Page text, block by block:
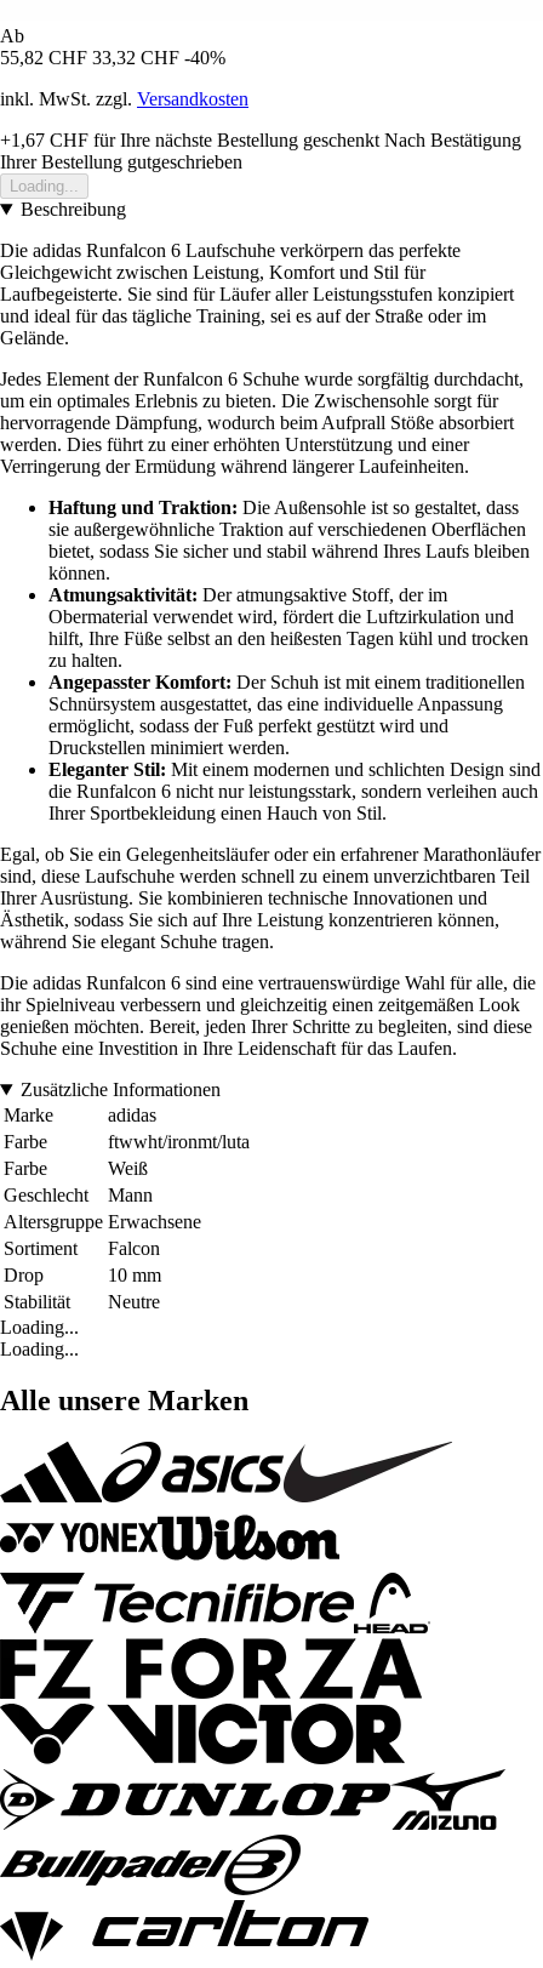
Ab
55,82 CHF 33,32 CHF -40%
inkl. MwSt. zzgl. Versandkosten
+1,67 CHF für Ihre nächste Bestellung geschenkt Nach Bestätigung
Ihrer Bestellung gutgeschrieben
Loading...
Beschreibung
Die adidas Runfalcon 6 Laufschuhe verkörpern das perfekte
Gleichgewicht zwischen Leistung, Komfort und Stil für
Laufbegeisterte. Sie sind für Läufer aller Leistungsstufen konzipiert
und ideal für das tägliche Training, sei es auf der Straße oder im
Gelände.
Jedes Element der Runfalcon 6 Schuhe wurde sorgfältig durchdacht,
um ein optimales Erlebnis zu bieten. Die Zwischensohle sorgt für
hervorragende Dämpfung, wodurch beim Aufprall Stöße absorbiert
werden. Dies führt zu einer erhöhten Unterstützung und einer
Verringerung der Ermüdung während längerer Laufeinheiten.
Haftung und Traktion: Die Außensohle ist so gestaltet, dass
sie außergewöhnliche Traktion auf verschiedenen Oberflächen
bietet, sodass Sie sicher und stabil während Ihres Laufs bleiben
können.
Atmungsaktivität: Der atmungsaktive Stoff, der im
Obermaterial verwendet wird, fördert die Luftzirkulation und
hilft, Ihre Füße selbst an den heißesten Tagen kühl und trocken
zu halten.
Angepasster Komfort: Der Schuh ist mit einem traditionellen
Schnürsystem ausgestattet, das eine individuelle Anpassung
ermöglicht, sodass der Fuß perfekt gestützt wird und
Druckstellen minimiert werden.
Eleganter Stil: Mit einem modernen und schlichten Design sind
die Runfalcon 6 nicht nur leistungsstark, sondern verleihen auch
Ihrer Sportbekleidung einen Hauch von Stil.
Egal, ob Sie ein Gelegenheitsläufer oder ein erfahrener Marathonläufer
sind, diese Laufschuhe werden schnell zu einem unverzichtbaren Teil
Ihrer Ausrüstung. Sie kombinieren technische Innovationen und
Ästhetik, sodass Sie sich auf Ihre Leistung konzentrieren können,
während Sie elegant Schuhe tragen.
Die adidas Runfalcon 6 sind eine vertrauenswürdige Wahl für alle, die
ihr Spielniveau verbessern und gleichzeitig einen zeitgemäßen Look
genießen möchten. Bereit, jeden Ihrer Schritte zu begleiten, sind diese
Schuhe eine Investition in Ihre Leidenschaft für das Laufen.
Zusätzliche Informationen
Marke
adidas
Farbe
ftwwht/ironmt/luta
Farbe
Weiß
Geschlecht
Mann
Altersgruppe Erwachsene
Sortiment
Falcon
Drop
10 mm
Stabilität
Neutre
Loading...
Loading...
Alle unsere Marken